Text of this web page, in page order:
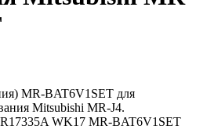
MR-BAT6V1SET для
Mitsubishi MR-J4.
WK17 MR-BAT6V1SET